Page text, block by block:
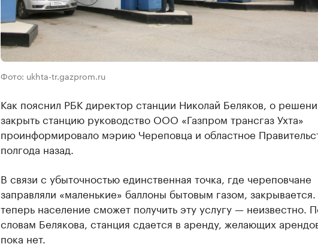
Фото: ukhta-tr.gazprom.ru
Как пояснил РБК директор станции Николай Беляков, о
закрыть станцию руководство ООО «Газпром трансгаз Ухта»
проинформировало мэрию Череповца и областное
полгода назад.
В связи с убыточностью единственная точка, где череповчане
заправляли «маленькие» баллоны бытовым газом, закрывается.
теперь население сможет получить эту услугу — неизвестно.
словам Белякова, станция сдается в аренду, желающих
пока нет.